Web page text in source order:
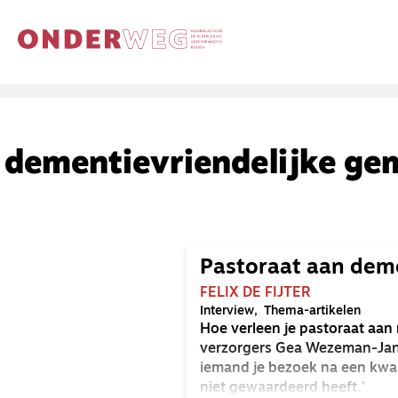
dementievriendelijke
Pastoraat aan
FELIX DE FIJTER
Interview Thema-artikelen
Hoe verleen je pastoraat
verzorgers Gea Wezeman-
iemand je bezoek na een
niet gewaardeerd heeft.'